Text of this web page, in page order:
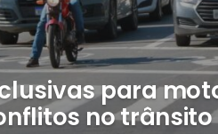
para
no trânsito